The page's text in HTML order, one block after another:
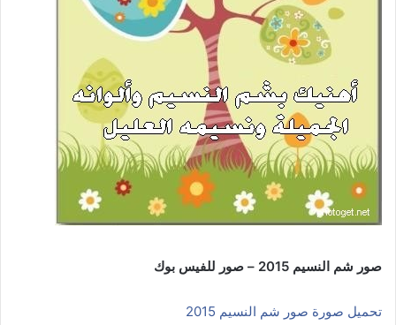
صور شم النسيم 2015 – صور للفيس بوك
تحميل صورة صور شم النسيم 2015